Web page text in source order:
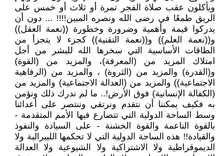
ويأكلون عقب صلاة الفجر تمرة أو ثلاث أو خمس على
الريق طمعًا في رضى الله ونصره المبين!!!! ... دون أن
يدركوا قيمة وأهمية وضرورة وخطورة ((نعمة العقل))
و((نعمة العلم)) و((نعمة التقنية)) كجزء لا يتجزأ من
الطاقات الأساسية التي سخرها الله للبشر من أجل
امتلاك المزيد من (المعرفة)، والمزيد من (القوة)
و(القدرة) والمزيد من (الثروة) ، والمزيد من (الرفاهية
الاجتماعية)) والمزيد من (العدالة الاجتماعية) والمزيد من
(الكفالة الإنسانية) فوق الأرض!.. ما لم ندرك ذلك ونؤمن
به فكيف يمكننا أن نتقدم ونرتقي وننتصر على أعدائنا
وسط الساحة الدولية التي تتصارع فيها الأمم المتقدمة -
بالقوة الناعمة والقوة الخشنة - على السيادة والنفوذ
والقيادة!! هذه الساحة الدولية التي لا تحكمها الليبرالية ولا
الديموقراطية ولا الاشتراكية ولا الشيوعية ولا العدالة